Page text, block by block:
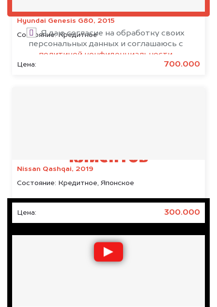
Hyundai Genesis G80, 2015
Состояние:Кредитное
Цена: 700.000
Nissan Qashqai, 2019
Состояние: Кредитное, Японское
Цена: 300.000
Я даю согласие на обработку своих
персональных данных и соглашаюсь с
политикой конфиденциальности
клиентов